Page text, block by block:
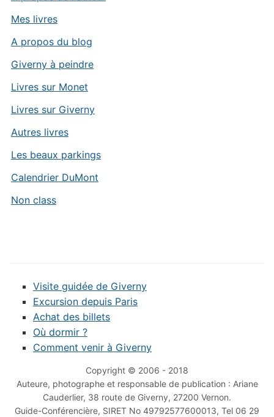
Mes livres
A propos du blog
Giverny à peindre
Livres sur Monet
Livres sur Giverny
Autres livres
Les beaux parkings
Calendrier DuMont
Non class
Visite guidée de Giverny
Excursion depuis Paris
Achat des billets
Où dormir ?
Comment venir à Giverny
Copyright © 2006 - 2018
Auteure, photographe et responsable de publication : Ariane
Cauderlier, 38 route de Giverny, 27200 Vernon.
Guide-Conférencière, SIRET No 49792577600013, Tel 06 29